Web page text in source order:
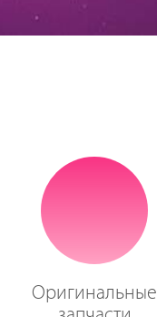
Оригинальные